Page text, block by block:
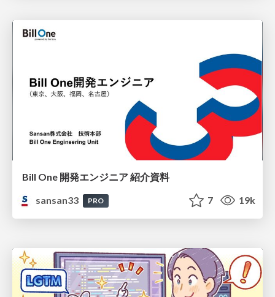
Bill One 開発エンジニア 紹介資料
sansan33
PRO 7 19k